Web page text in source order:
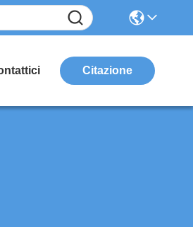
Citazione